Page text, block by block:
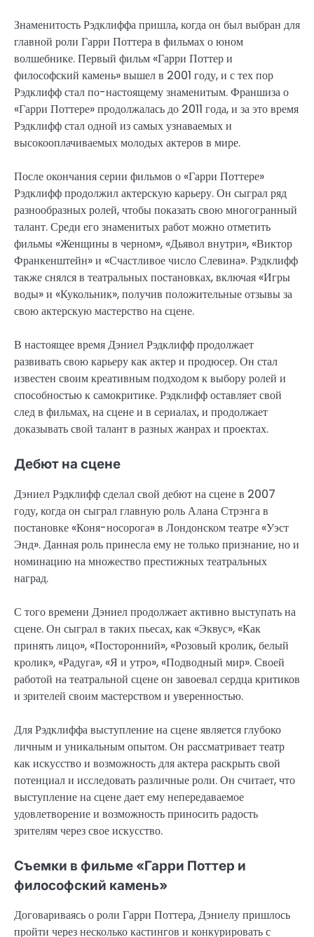
Знаменитость Рэдклиффа пришла, когда он был выбран для
главной роли Гарри Поттера в фильмах о юном
волшебнике. Первый фильм «Гарри Поттер и
философский камень» вышел в 2001 году, и с тех пор
Рэдклифф стал по-настоящему знаменитым. Франшиза о
«Гарри Поттере» продолжалась до 2011 года, и за это время
Рэдклифф стал одной из самых узнаваемых и
высокооплачиваемых молодых актеров в мире.
После окончания серии фильмов о «Гарри Поттере»
Рэдклифф продолжил актерскую карьеру. Он сыграл ряд
разнообразных ролей, чтобы показать свою многогранный
талант. Среди его знаменитых работ можно отметить
фильмы «Женщины в черном», «Дьявол внутри», «Виктор
Франкенштейн» и «Счастливое число Слевина». Рэдклифф
также снялся в театральных постановках, включая «Игры
воды» и «Кукольник», получив положительные отзывы за
свою актерскую мастерство на сцене.
В настоящее время Дэниел Рэдклифф продолжает
развивать свою карьеру как актер и продюсер. Он стал
известен своим креативным подходом к выбору ролей и
способностью к самокритике. Рэдклифф оставляет свой
след в фильмах, на сцене и в сериалах, и продолжает
доказывать свой талант в разных жанрах и проектах.
Дебют на сцене
Дэниел Рэдклифф сделал свой дебют на сцене в 2007
году, когда он сыграл главную роль Алана Стрэнга в
постановке «Коня-носорога» в Лондонском театре «Уэст
Энд». Данная роль принесла ему не только признание, но и
номинацию на множество престижных театральных
наград.
С того времени Дэниел продолжает активно выступать на
сцене. Он сыграл в таких пьесах, как «Эквус», «Как
принять лицо», «Посторонний», «Розовый кролик, белый
кролик», «Радуга», «Я и утро», «Подводный мир». Своей
работой на театральной сцене он завоевал сердца критиков
и зрителей своим мастерством и уверенностью.
Для Рэдклиффа выступление на сцене является глубоко
личным и уникальным опытом. Он рассматривает театр
как искусство и возможность для актера раскрыть свой
потенциал и исследовать различные роли. Он считает, что
выступление на сцене дает ему непередаваемое
удовлетворение и возможность приносить радость
зрителям через свое искусство.
Съемки в фильме «Гарри Поттер и
философский камень»
Договариваясь о роли Гарри Поттера, Дэниелу пришлось
пройти через несколько кастингов и конкурировать с